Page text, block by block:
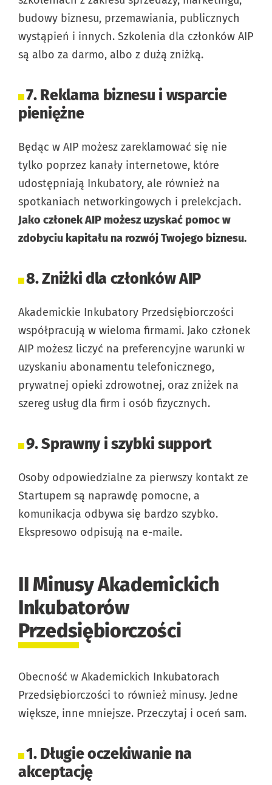
budowy biznesu, przemawiania, publicznych
wystąpień i innych. Szkolenia dla członków AIP
są albo za darmo, albo z dużą zniżką.
7. Reklama biznesu i wsparcie
pieniężne
Będąc w AIP możesz zareklamować się nie
tylko poprzez kanały internetowe, które
udostępniają Inkubatory, ale również na
spotkaniach networkingowych i prelekcjach.
Jako członek AIP możesz uzyskać pomoc w
zdobyciu kapitału na rozwój Twojego biznesu.
8. Zniżki dla członków AIP
Akademickie Inkubatory Przedsiębiorczości
współpracują w wieloma firmami. Jako członek
AIP możesz liczyć na preferencyjne warunki w
uzyskaniu abonamentu telefonicznego,
prywatnej opieki zdrowotnej, oraz zniżek na
szereg usług dla firm i osób fizycznych.
9. Sprawny i szybki support
Osoby odpowiedzialne za pierwszy kontakt ze
Startupem są naprawdę pomocne, a
komunikacja odbywa się bardzo szybko.
Ekspresowo odpisują na e-maile.
II Minusy Akademickich
Inkubatorów
Przedsiębiorczości
Obecność w Akademickich Inkubatorach
Przedsiębiorczości to również minusy. Jedne
większe, inne mniejsze. Przeczytaj i oceń sam.
1. Długie oczekiwanie na
akceptację